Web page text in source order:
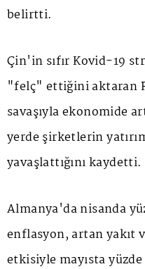
belirtti.
Çin'in sıfır Kovid-19
"felç" ettiğini aktaran
savaşıyla ekonomide
yerde şirketlerin
yavaşlattığını kaydetti.
Almanya'da nisanda
enflasyon, artan yakıt
etkisiyle mayısta